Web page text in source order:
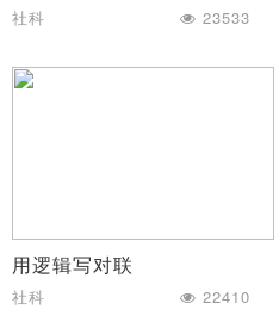
社科 23533
用逻辑写对联
社科 22410